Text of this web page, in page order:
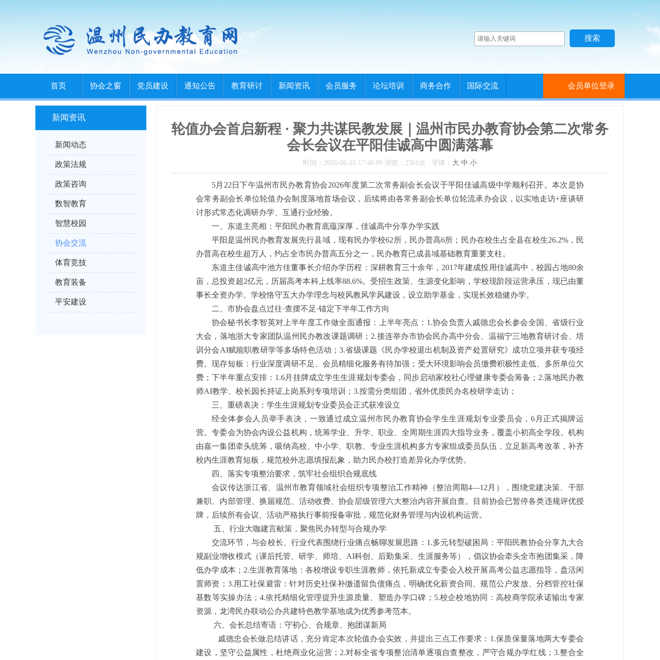
首页 协会之窗 党员建设 通知公告 教育研讨 新闻资讯 会员服务 论坛培训 商务合作 国际交流 会员单位登录
新闻资讯
新闻动态
政策法规
政策咨询
数智教育
智慧校园
协会交流
体育竞技
教育装备
平安建设
轮值办会首启新程 · 聚力共谋民教发展｜温州市民办教育协会第二次常务
会长会议在平阳佳诚高中圆满落幕
时间：2026-06-16 17:48:09 浏览：2561次 字体： 大 中 小
5月22日下午温州市民办教育协会2026年度第二次常务副会长会议于平阳佳诚高级中学顺利召开。本次是协
会常务副会长单位轮值办会制度落地首场会议，后续将由各常务副会长单位轮流承办会议，以实地走访+座谈研
讨形式常态化调研办学、互通行业经验。
一、东道主亮相：平阳民办教育底蕴深厚，佳诚高中分享办学实践
平阳是温州民办教育发展先行县域，现有民办学校62所，民办普高6所；民办在校生占全县在校生26.2%，民
办普高在校生超万人，约占全市民办普高五分之一，民办教育已成县域基础教育重要支柱。
东道主佳诚高中池方佳董事长介绍办学历程：深耕教育三十余年，2017年建成投用佳诚高中，校园占地80余
亩，总投资超2亿元，历届高考本科上线率88.6%。受招生政策、生源变化影响，学校现阶段运营承压，现已由董
事长全资办学。学校恪守五大办学理念与校风教风学风建设，设立助学基金，实现长效稳健办学。
二、市协会盘点过往·查摆不足·锚定下半年工作方向
协会秘书长李智英对上半年度工作做全面通报：上半年亮点：1.协会负责人戚德忠会长参会全国、省级行业
大会，落地浙大专家团队温州民办教改课题调研；2.接连举办市协会民办高中分会、温福宁三地教育研讨会、培
训分会AI赋能职教研学等多场特色活动；3.省级课题《民办学校退出机制及资产处置研究》成功立项并获专项经
费。现存短板：行业深度调研不足、会员精细化服务有待加强；受大环境影响会员缴费积极性走低、多所单位欠
费；下半年重点安排：1.6月挂牌成立学生生涯规划专委会，同步启动家校社心理健康专委会筹备；2.落地民办教
师AI教学、校长园长持证上岗系列专项培训；3.按需分类组团，省外优质民办名校研学走访；
三、重磅表决：学生生涯规划专业委员会正式获准设立
经全体参会人员举手表决，一致通过成立温州市民办教育协会学生生涯规划专业委员会，6月正式揭牌运
营。专委会为协会内设公益机构，统筹学业、升学、职业、全周期生涯四大指导业务，覆盖小初高全学段。机构
由嘉一集团牵头统筹，吸纳高校、中小学、职教、专业生涯机构多方专家组成委员队伍，立足新高考改革，补齐
校内生涯教育短板，规范校外志愿填报乱象，助力民办校打造差异化办学优势。
四、落实专项整治要求，筑牢社会组织合规底线
会议传达浙江省、温州市教育领域社会组织专项整治工作精神（整治周期4—12月），围绕党建决策、干部
兼职、内部管理、换届规范、活动收费、协会层级管理六大整治内容开展自查。目前协会已暂停各类违规评优授
牌，后续所有会议、活动严格执行事前报备审批，规范化财务管理与内设机构运营。
五、行业大咖建言献策，聚焦民办转型与合规办学
交流环节，与会校长、行业代表围绕行业痛点畅聊发展思路：1.多元转型破困局：平阳民教协会分享九大合
规副业增收模式（课后托管、研学、师培、AI科创、后勤集采、生涯服务等），倡议协会牵头全市抱团集采，降
低办学成本；2.生涯教育落地：各校增设专职生涯教师，依托新成立专委会入校开展高考公益志愿指导，盘活闲
置师资；3.用工社保避雷：针对历史社保补缴遗留负债痛点，明确优化薪资合同、规范公户发放、分档管控社保
基数等实操办法；4.依托精细化管理提升生源质量、塑造办学口碑；5.校企校地协同：高校商学院承诺输出专家
资源，龙湾民办联动公办共建特色教学基地成为优秀参考范本。
六、会长总结寄语：守初心、合规章、抱团谋新局
戚德忠会长做总结讲话，充分肯定本次轮值办会实效，并提出三点工作要求：1.保质保量落地两大专委会
建设，坚守公益属性，杜绝商业化运营；2.对标全省专项整治清单逐项自查整改，严守合规办学红线；3.整合全